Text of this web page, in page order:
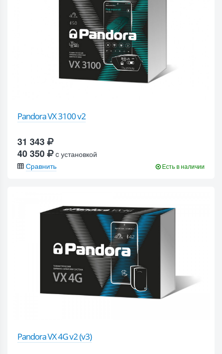
Pandora VX 3100 v2
31 343
40 350
c установкой
Сравнить
Есть в наличии
Pandora VX 4G v2 (v3)